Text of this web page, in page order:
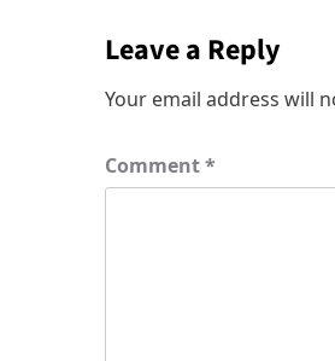
Leave a Reply
Your email address will
Comment*